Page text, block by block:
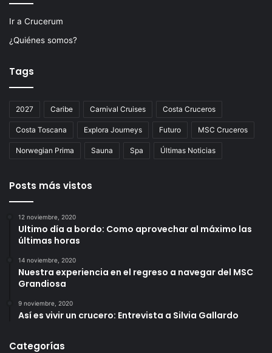
Ir a Crucerum
¿Quiénes somos?
Tags
2027 Caribe Carnival Cruises Costa Cruceros
Costa Toscana Explora Journeys Futuro MSC Cruceros
Norwegian Prima Sauna Spa Últimas Noticias
Posts más vistos
12 noviembre, 2020
Ultimo día a bordo: Como aprovechar al máximo las
últimas horas
14 noviembre, 2020
Nuestra experiencia en el regreso a navegar del MSC
Grandiosa
9 noviembre, 2020
Así es vivir un crucero: Entrevista a Silvia Gallardo
Categorías